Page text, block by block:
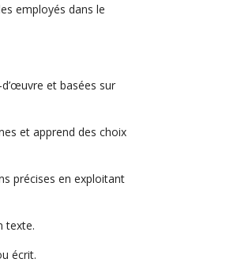
employés dans le
et basées sur
et apprend des choix
précises en exploitant
texte.
écrit.